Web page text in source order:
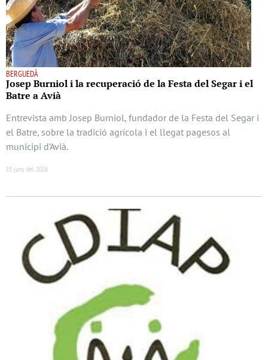
BERGUEDÀ
Josep Burniol i la recuperació de la Festa del Segar i el
Batre a Avià
Entrevista amb Josep Burniol, fundador de la Festa del Segar i
el Batre, sobre la tradició agrícola i el llegat pagesos al
municipi d’Avià.
15 juny del 2026